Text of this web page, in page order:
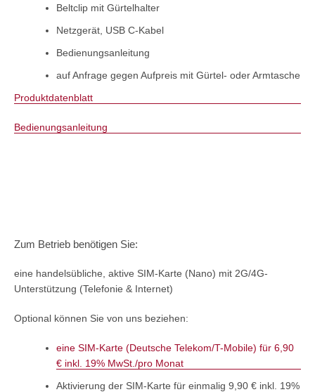
Beltclip mit Gürtelhalter
Netzgerät, USB C-Kabel
Bedienungsanleitung
auf Anfrage gegen Aufpreis mit Gürtel- oder Armtasche
Produktdatenblatt
Bedienungsanleitung
Zum Betrieb benötigen Sie:
eine handelsübliche, aktive SIM-Karte (Nano) mit 2G/4G-
Unterstützung (Telefonie & Internet)
Optional können Sie von uns beziehen:
eine SIM-Karte (Deutsche Telekom/T-Mobile) für 6,90
€ inkl. 19% MwSt./pro Monat
Aktivierung der SIM-Karte für einmalig 9,90 € inkl. 19%